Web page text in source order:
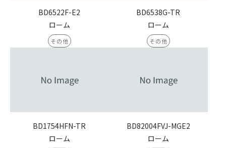
BD6522F-E2
ローム
その他
BD6538G-TR
ローム
その他
BD1754HFN-TR
ローム
BD82004FVJ-MGE2
ローム